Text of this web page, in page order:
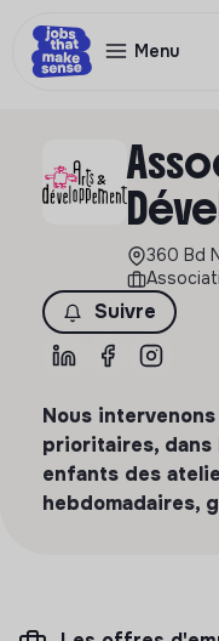
Menu
360 Bd
Suivre
Nous
prioritaires, dans
enfants des
hebdomadaires,